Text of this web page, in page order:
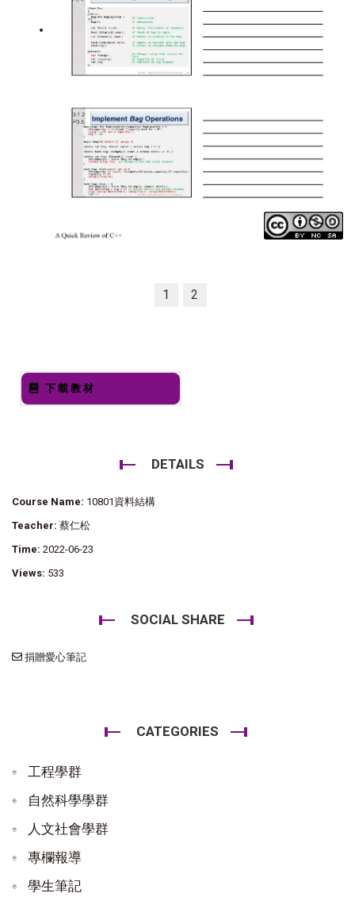
1 2
下載教材
DETAILS
Course Name: 10801資料結構
Teacher: 蔡仁松
Time: 2022-06-23
Views: 533
SOCIAL SHARE
捐贈愛心筆記
CATEGORIES
工程學群
自然科學學群
人文社會學群
專欄報導
學生筆記